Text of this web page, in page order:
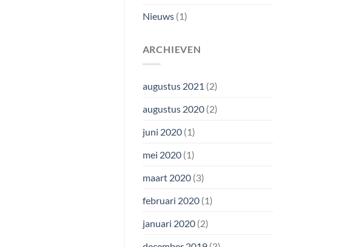
Nieuws(1)
ARCHIEVEN
augustus 2021 (2)
augustus 2020(2)
juni 2020(1)
mei 2020(1)
maart 2020(3)
februari 2020(1)
januari 2020(2)